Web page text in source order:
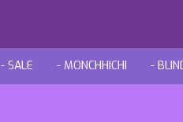
- SALE - MONCHHICHI -